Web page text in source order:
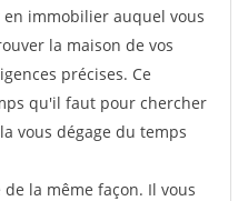
immobilier auquel vous
la maison de vos
précises. Ce
qu'il faut pour chercher
vous dégage du temps
la même façon. Il vous